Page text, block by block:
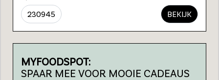
230945 BEKIJK
MYFOODSPOT:
SPAAR MEE VOOR MOOIE CADEAUS